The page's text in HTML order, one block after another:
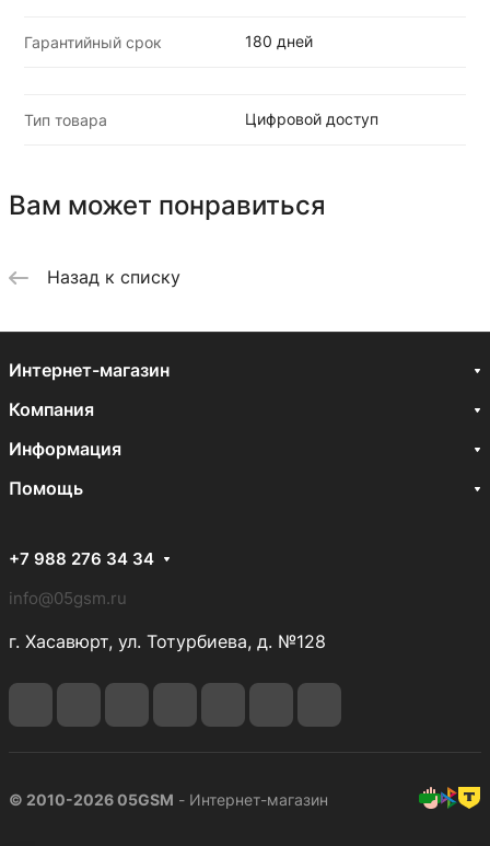
Гарантийный срок 180 дней
Тип товара Цифровой доступ
Вам может понравиться
Назад к списку
Интернет-магазин
Компания
Информация
Помощь
+7 988 276 34 34
info@05gsm.ru
г. Хасавюрт, ул. Тотурбиева, д. №128
© 2010-2026 05GSM - Интернет-магазин